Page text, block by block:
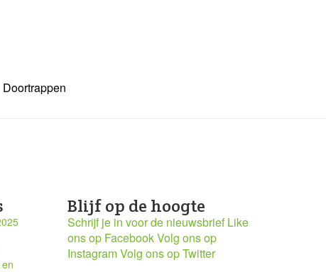
Doortrappen
Blijf op de hoogte
Schrijf je in voor de nieuwsbrief Like
ons op FacebookVolg ons op
InstagramVolg ons op Twitter